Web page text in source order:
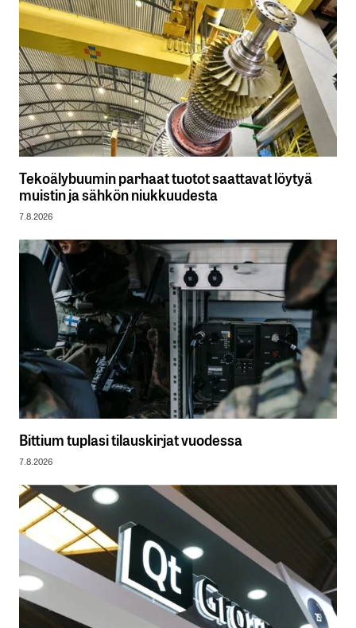
Tekoälybuumin parhaat tuotot saattavat löytyä
muistin ja sähkön niukkuudesta
7.8.2026
Bittium tuplasi tilauskirjat vuodessa
7.8.2026